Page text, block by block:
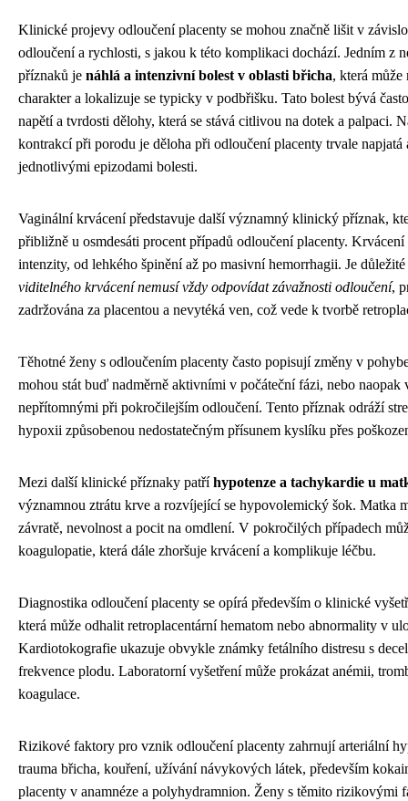
Klinické projevy odloučení placenty se mohou značně lišit v
odloučení a rychlosti, s jakou k této komplikaci dochází. Jedním z
příznaků je náhlá a intenzivní bolest v oblasti břicha, která
charakter a lokalizuje se typicky v podbřišku. Tato bolest bývá
napětí a tvrdosti dělohy, která se stává citlivou na dotek a palpaci.
kontrakcí při porodu je děloha při odloučení placenty trvale napjatá
jednotlivými epizodami bolesti.
Vaginální krvácení představuje další významný klinický příznak,
přibližně u osmdesáti procent případů odloučení placenty.
intenzity, od lehkého špinění až po masivní hemorrhagii. Je
viditelného krvácení nemusí vždy odpovídat závažnosti odloučení,
zadržována za placentou a nevytéká ven, což vede k tvorbě
Těhotné ženy s odloučením placenty často popisují změny v
mohou stát buď nadměrně aktivními v počáteční fázi, nebo naopak
nepřítomnými při pokročilejším odloučení. Tento příznak odráží
hypoxii způsobenou nedostatečným přísunem kyslíku přes
Mezi další klinické příznaky patříhypotenze a tachykardie u
významnou ztrátu krve a rozvíjející se hypovolemický šok. Matka
závratě, nevolnost a pocit na omdlení. V pokročilých případech
koagulopatie, která dále zhoršuje krvácení a komplikuje léčbu.
Diagnostika odloučení placenty se opírá především o klinické
která může odhalit retroplacentární hematom nebo abnormality v
Kardiotokografie ukazuje obvykle známky fetálního distresu s
frekvence plodu. Laboratorní vyšetření může prokázat anémii,
koagulace.
Rizikové faktory pro vznik odloučení placenty zahrnují arteriální
trauma břicha, kouření, užívání návykových látek, především
placenty v anamnéze a polyhydramnion. Ženy s těmito rizikovými